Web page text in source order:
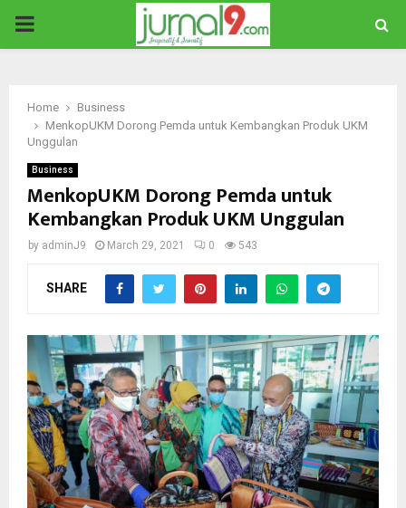
PRIMARY
Home
Business
MenkopUKM Dorong Pemda untuk Kembangkan Produk UKM
Unggulan
Business
MenkopUKM Dorong Pemda untuk
Kembangkan Produk UKM Unggulan
by adminJ9 March 29, 2021 0 543
SHARE